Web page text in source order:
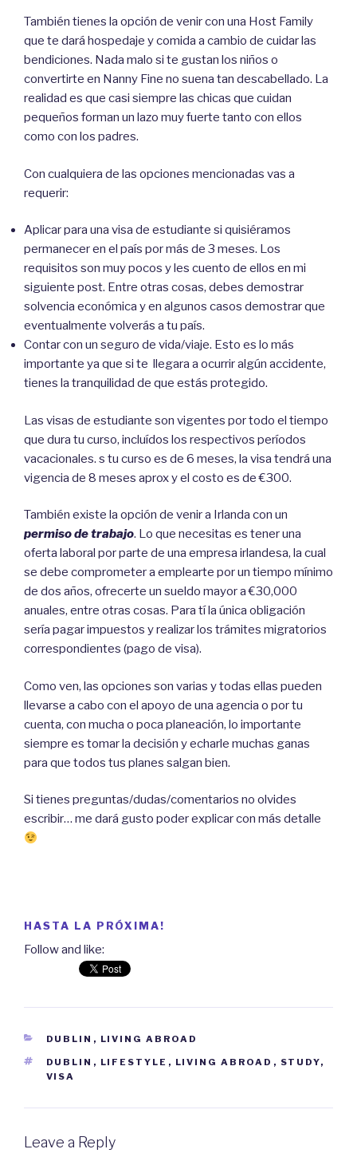
También tienes la opción de venir con una Host Family
que te dará hospedaje y comida a cambio de cuidar las
bendiciones. Nada malo si te gustan los niños o
convertirte en Nanny Fine no suena tan descabellado. La
realidad es que casi siempre las chicas que cuidan
pequeños forman un lazo muy fuerte tanto con ellos
como con los padres.
Con cualquiera de las opciones mencionadas vas a
requerir:
Aplicar para una visa de estudiante si quisiéramos
permanecer en el país por más de 3 meses. Los
requisitos son muy pocos y les cuento de ellos en mi
siguiente post. Entre otras cosas, debes demostrar
solvencia económica y en algunos casos demostrar que
eventualmente volverás a tu país.
Contar con un seguro de vida/viaje. Esto es lo más
importante ya que si te llegara a ocurrir algún accidente,
tienes la tranquilidad de que estás protegido.
Las visas de estudiante son vigentes por todo el tiempo
que dura tu curso, incluídos los respectivos períodos
vacacionales. s tu curso es de 6 meses, la visa tendrá una
vigencia de 8 meses aprox y el costo es de €300.
También existe la opción de venir a Irlanda con un
permiso de trabajo. Lo que necesitas es tener una
oferta laboral por parte de una empresa irlandesa, la cual
se debe comprometer a emplearte por un tiempo mínimo
de dos años, ofrecerte un sueldo mayor a €30,000
anuales, entre otras cosas. Para tí la única obligación
sería pagar impuestos y realizar los trámites migratorios
correspondientes (pago de visa).
Como ven, las opciones son varias y todas ellas pueden
llevarse a cabo con el apoyo de una agencia o por tu
cuenta, con mucha o poca planeación, lo importante
siempre es tomar la decisión y echarle muchas ganas
para que todos tus planes salgan bien.
Si tienes preguntas/dudas/comentarios no olvides
escribir… me dará gusto poder explicar con más detalle
HASTA LA PRÓXIMA!
Follow and like:
CATEGORIES
DUBLIN , LIVING ABROAD
TAGS
DUBLIN , LIFESTYLE , LIVING ABROAD , STUDY,
VISA
Leave a Reply